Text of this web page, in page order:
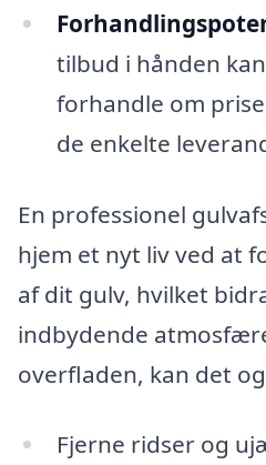
tilbud i hånden
forhandle om
de enkelte
En professionel
hjem et nyt liv ved at
af dit gulv, hvilket
indbydende
overfladen, kan det
Fjerne ridser og